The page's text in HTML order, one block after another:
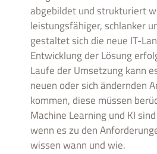
abgebildet und strukturiert
leistungsfähiger, schlanker
gestaltet sich die neue IT-
Entwicklung der Lösung
Laufe der Umsetzung kann
neuen oder sich ändernden
kommen, diese müssen
Machine Learning und KI
wenn es zu den
wissen wann und wie.